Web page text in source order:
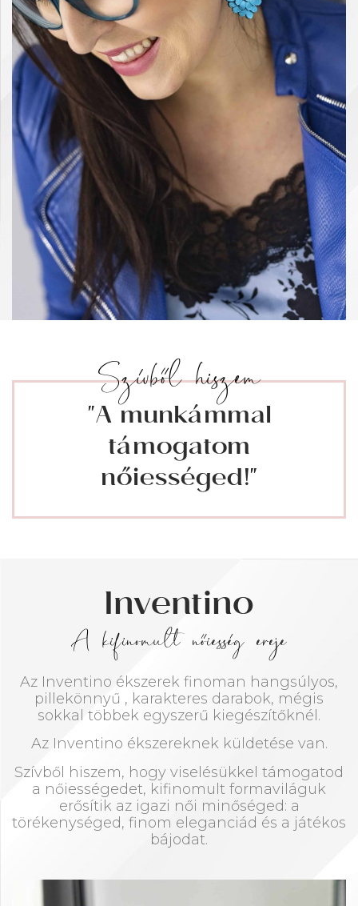
Szívből hiszem
"A munkámmal
támogatom
nőiességed!"
Inventino
A kifinomult nőiesség ereje
Az Inventino ékszerek finoman hangsúlyos,
pillekönnyű , karakteres darabok, mégis
sokkal többek egyszerű kiegészítőknél.
Az Inventino ékszereknek küldetése van.
Szívből hiszem, hogy viselésükkel támogatod
a nőiességedet, kifinomult formaviláguk
erősítik az igazi női minőséged: a
törékenységed, finom eleganciád és a játékos
bájodat.